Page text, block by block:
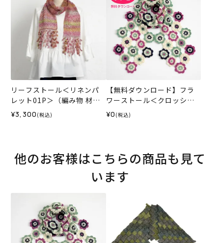
リーフストール＜リネンパ
レット01P＞（編み物 材料
セット）
¥3,300 (税込)
【無料ダウンロード】フラ
ワーストール＜クロッシュ
コットン＞（レシピ）
¥0 (税込)
他のお客様はこちらの商品も見て
います